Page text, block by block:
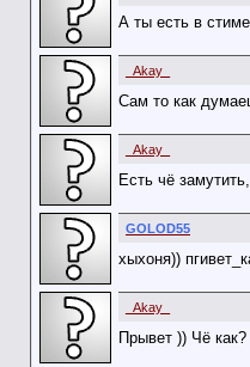
А ты есть в
_Akay_
Сам то как
_Akay_
Есть чё
GOLOD55
хыхоня))
_Akay_
Прывет )) Чё как?